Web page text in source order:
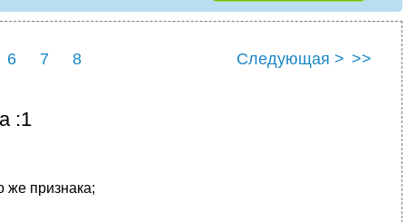
6 7 8 Следующая > >>
:1
же признака;